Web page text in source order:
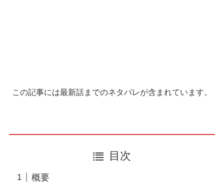
この記事には最新話までのネタバレが含まれています。
目次
概要